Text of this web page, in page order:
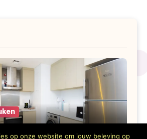
op onze website om jouw beleving op